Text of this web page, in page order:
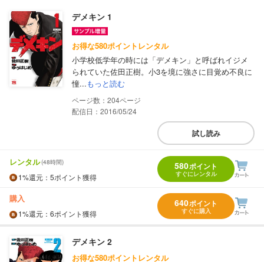
デメキン 1
お得な580ポイントレンタル
小学校低学年の時には「デメキン」と呼ばれイジメ
られていた佐田正樹。小3を境に強さに目覚め不良に
憧...もっと読む
204
配信日：2016/05/24
試し読み
レンタル(48時間)
1%還元 ：5ポイント獲得
580ポイント
すぐにレンタル
購入
1%還元 ：6ポイント獲得
640ポイント
すぐに購入
デメキン 2
お得な580ポイントレンタル